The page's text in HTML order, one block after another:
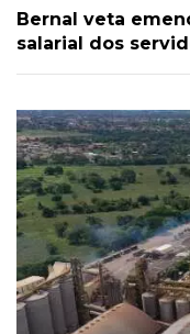
Bernal veta
salarial dos